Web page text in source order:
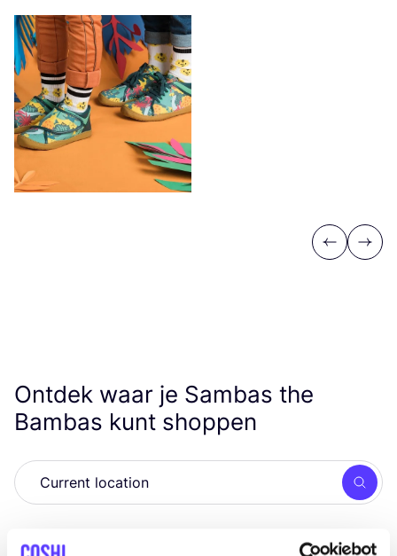
Previous
Next
Ontdek waar je Sambas the
Bambas kunt shoppen
Zoek